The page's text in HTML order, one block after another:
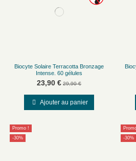
Biocyte Solaire Terracotta Bronzage
Intense. 60 gélules
23,90 € 29,90 €
Ajouter au panier
Promo !
-30%
-30%